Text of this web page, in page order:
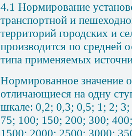
4.1 Нормирование
транспортной и
территорий городских и
производится по средней
типа применяемых
Нормированное значение
отличающиеся на одну
шкале: 0,2; 0,3; 0,5; 1; 2;
75; 100; 150; 200; 300;
1500; 2000; 2500; 3000;